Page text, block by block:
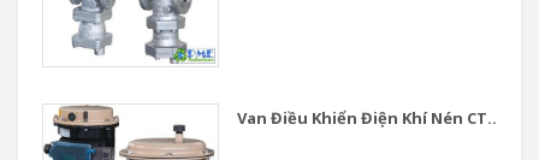
Van Điều Khiển Điện Khí Nén CT...